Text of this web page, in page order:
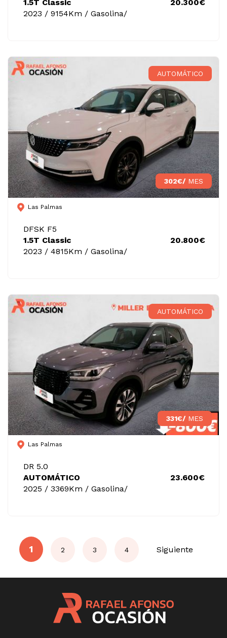
1.5T Classic
2023 / 9154Km / Gasolina/
20.300€
AUTOMÁTICO
302€/ MES
Las Palmas
DFSK F5
1.5T Classic
2023 / 4815Km / Gasolina/
20.800€
AUTOMÁTICO
331€/ MES
Las Palmas
DR 5.0
AUTOMÁTICO
2025 / 3369Km / Gasolina/
23.600€
1 2 3 4 Siguiente